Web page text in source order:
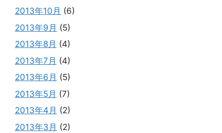
2013年10月 (6)
2013年9月 (5)
2013年8月 (4)
2013年7月 (4)
2013年6月 (5)
2013年5月 (7)
2013年4月 (2)
2013年3月 (2)